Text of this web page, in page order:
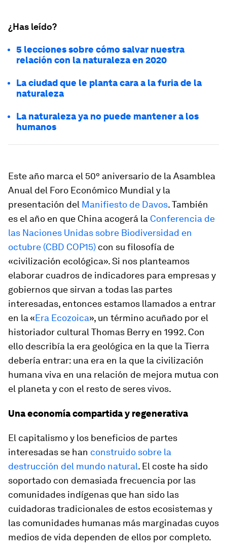
¿Has leído?
5 lecciones sobre cómo salvar nuestra
relación con la naturaleza en 2020
La ciudad que le planta cara a la furia de la
naturaleza
La naturaleza ya no puede mantener a los
humanos
Este año marca el 50º aniversario de la Asamblea
Anual del Foro Económico Mundial y la
presentación del Manifiesto de Davos. También
es el año en que China acogerá la Conferencia de
las Naciones Unidas sobre Biodiversidad en
octubre (CBD COP15) con su filosofía de
«civilización ecológica». Si nos planteamos
elaborar cuadros de indicadores para empresas y
gobiernos que sirvan a todas las partes
interesadas, entonces estamos llamados a entrar
en la «Era Ecozoica», un término acuñado por el
historiador cultural Thomas Berry en 1992. Con
ello describía la era geológica en la que la Tierra
debería entrar: una era en la que la civilización
humana viva en una relación de mejora mutua con
el planeta y con el resto de seres vivos.
Una economía compartida y regenerativa
El capitalismo y los beneficios de partes
interesadas se han construido sobre la
destrucción del mundo natural. El coste ha sido
soportado con demasiada frecuencia por las
comunidades indígenas que han sido las
cuidadoras tradicionales de estos ecosistemas y
las comunidades humanas más marginadas cuyos
medios de vida dependen de ellos por completo.